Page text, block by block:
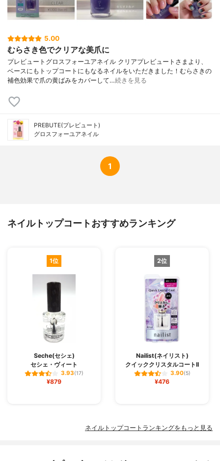
5.00
むらさき色でクリアな美爪に
プレビュートグロスフォーユアネイル クリアプレビュートさまより、
ベースにもトップコートにもなるネイルをいただきました！むらさきの
補色効果で爪の黄ばみをカバーして…続きを見る
PREBUTE(プレビュート)
グロスフォーユアネイル
1
ネイルトップコートおすすめランキング
1位
Seche(セシェ)
セシェ・ヴィート
3.93(17)
¥879
2位
Nailist(ネイリスト)
クイッククリスタルコートII
3.90(5)
¥476
ネイルトップコートランキングをもっと見る